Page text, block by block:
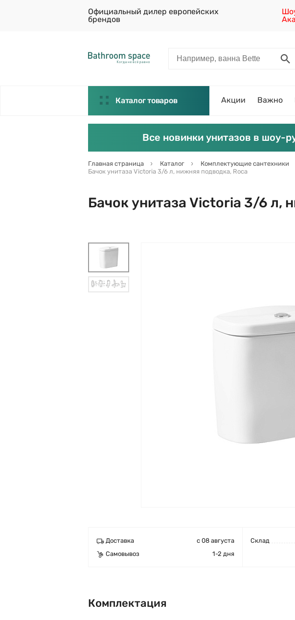
Официальный дилер европейских
брендов
Каталог товаров Акции Важно
Все новинки унитазов в шоу-
Главная страница Каталог Комплектующие сантехники
Бачок унитаза Victoria 3/6 л, нижняя подводка, Roca
Бачок унитаза Victoria 3/6 л,
Доставка
с 08 августа
Самовывоз
1-2 дня
Cклад
Комплектация